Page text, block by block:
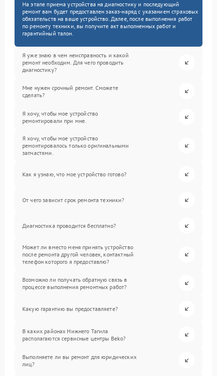
На этапе приема устройства на диагностику и последующий
ремонт вам будет предоставлен заказ-наряд с указанием страховых
обязательств на ваше устройство. Далее, после выполнения работ
по ремонту техники, вы получите акт выполненных работ и
гарантийный талон.
Я уже знаю в чем неисправность и какой
ремонт необходим. Для чего проводить
диагностику?
Мне нужен срочный ремонт. Сможете
сделать?
Я хочу, чтобы мое устройство
ремонтировали при мне.
Я хочу, чтобы мое устройство
ремонтировалось только оригинальными
запчастями.
Как я узнаю, что мое устройство готово?
От чего зависит срок ремонта техники?
Диагностика проводится бесплатно?
Может ли вместо меня принять устройство
после ремонта другой человек, контактный
телефон которого я предоставлю?
Возможно ли получать обратную связь в
процессе выполнения ремонтных работ?
Какую гарантию вы предоставляете?
В каких районах Нижнего Тагила
располагаются сервисные центры Beko?
Выполняете ли вы ремонт для юридических
лиц?